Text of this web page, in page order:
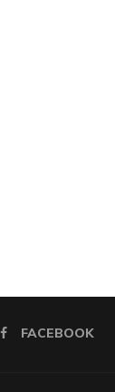
FACEBOOK